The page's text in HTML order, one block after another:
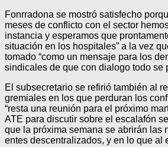
Fonrradona se mostró satisfecho
meses de conflicto con el sector
instancia y esperamos que
situación en los hospitales” a la vez
tomado “como un mensaje para los
sindicales de que con dialogo todo se
El subsecretario se refirió también al
gremiales en los que perduran los
“resta una reunión para el próximo
ATE para discutir sobre el escalafón
que la próxima semana se abrirán las
entes descentralizados, y en lo que al